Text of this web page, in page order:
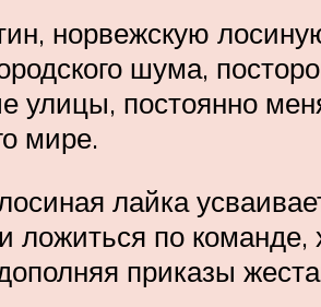
норвежскую
шума,
улицы, постоянно
мире.
лайка
ложиться по
приказы